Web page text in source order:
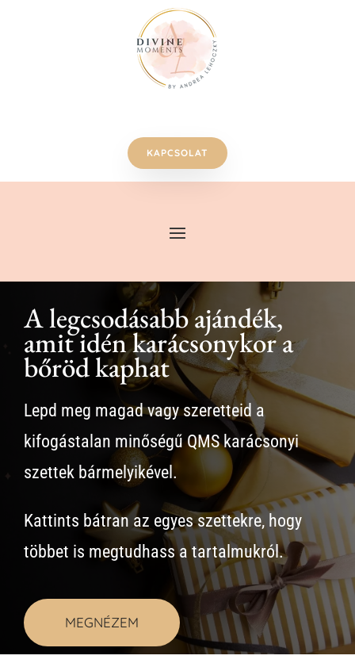
KAPCSOLAT
A legcsodásabb ajándék,
amit idén karácsonykor a
bőröd kaphat
Lepd meg magad vagy szeretteid a
kifogástalan minőségű QMS karácsonyi
szettek bármelyikével.
Kattints bátran az egyes szettekre, hogy
többet is megtudhass a tartalmukról.
MEGNÉZEM